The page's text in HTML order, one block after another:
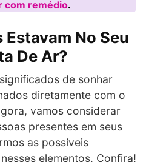
com remédio.
No Seu
De Ar?
de sonhar
diretamente com o
vamos considerar
presentes em seus
as possíveis
elementos. Confira!